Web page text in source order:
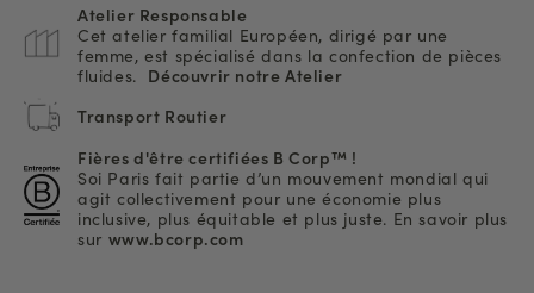
Atelier Responsable
Cet atelier familial Européen, dirigé par une
femme, est spécialisé dans la confection de pièces
fluides. Découvrir notre Atelier
Transport Routier
Fières d'être certifiées B Corp™ !
Soi Paris fait partie d’un mouvement mondial qui
agit collectivement pour une économie plus
inclusive, plus équitable et plus juste. En savoir plus
sur www.bcorp.com